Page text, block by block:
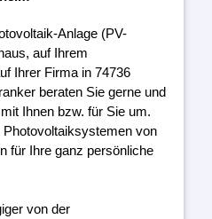
Anlage (PV-
auf Ihrem
Ihrer Firma in 74736
beraten Sie gerne und
Ihnen bzw. für Sie um.
von
für Ihre ganz persönliche
von der